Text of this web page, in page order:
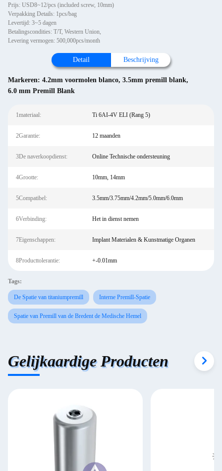
Prijs: USD8~12/pcs (included screw, 10mm)
Verpakking Details: 1pcs/bag
Levertijd: 3~5 dagen
Betalingscondities: T/T, Western Union,
Levering vermogen: 500,000pcs/month
Detail Beschrijving
Markeren: 4.2mm voormolen blanco, 3.5mm premill blank,
6.0 mm Premill Blank
1materiaal: Ti 6AI-4V ELI (Rang 5)
2Garantie: 12 maanden
3De naverkoopdienst: Online Technische ondersteuning
4Grootte: 10mm, 14mm
5Compatibel: 3.5mm/3.75mm/4.2mm/5.0mm/6.0mm
6Verbinding: Het in dienst nemen
7Eigenschappen: Implant Materialen & Kunstmatige Organen
8Producttolerantie: +-0.01mm
Tags:
De Spatie van titaniumpremill Interne Premill-Spatie
Spatie van Premill van de Bredent de Medische Hemel
Gelijkaardige Producten